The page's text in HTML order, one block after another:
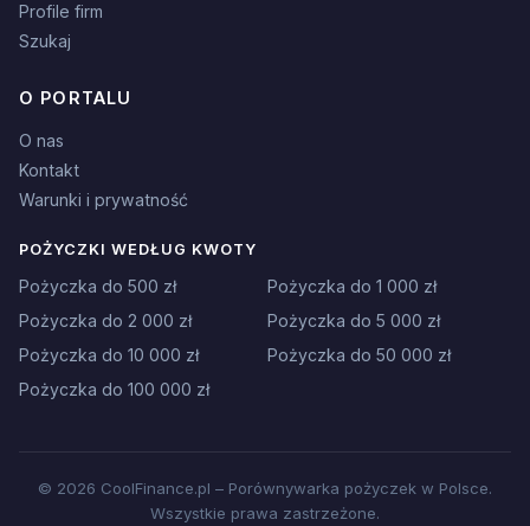
Profile firm
Szukaj
O PORTALU
O nas
Kontakt
Warunki i prywatność
POŻYCZKI WEDŁUG KWOTY
Pożyczka do 500 zł
Pożyczka do 1 000 zł
Pożyczka do 2 000 zł
Pożyczka do 5 000 zł
Pożyczka do 10 000 zł
Pożyczka do 50 000 zł
Pożyczka do 100 000 zł
© 2026 CoolFinance.pl – Porównywarka pożyczek w Polsce.
Wszystkie prawa zastrzeżone.